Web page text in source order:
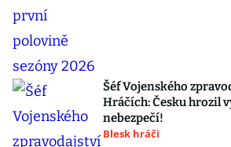
Šéf Vojenského
Hráčích: Česku hrozil
nebezpečí!
Blesk hráči